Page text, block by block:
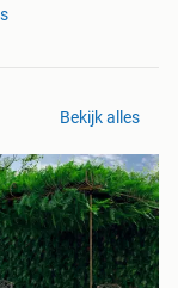
Bekijk alles